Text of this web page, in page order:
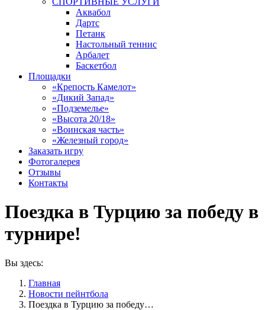
Аквабол
Дартс
Петанк
Настольный теннис
Арбалет
Баскетбол
Площадки
«Крепость Камелот»
«Дикий Запад»
«Подземелье»
«Высота 20/18»
«Воинская часть»
«Железный город»
Заказать игру
Фотогалерея
Отзывы
Контакты
Поездка в Турцию за победу в
турнире!
Вы здесь:
Главная
Новости пейнтбола
Поездка в Турцию за победу…